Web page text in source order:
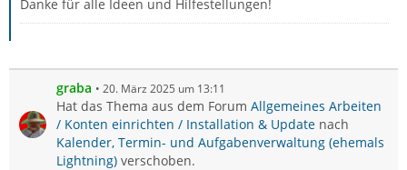
Danke für alle Ideen und Hilfestellungen!
graba 20. März 2025 um 13:11
Hat das Thema aus dem Forum Allgemeines Arbeiten
/ Konten einrichten / Installation & Update nach
Kalender, Termin- und Aufgabenverwaltung (ehemals
Lightning) verschoben.